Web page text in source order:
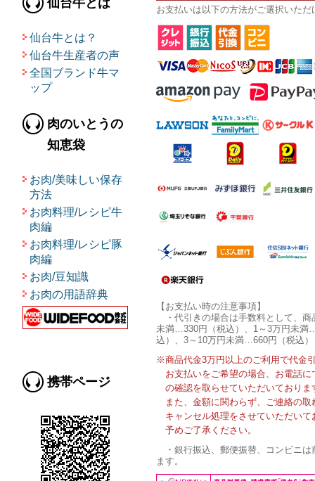
仙台牛とは？
仙台牛生産者の声
全国ブランド牛マ
ップ
肉のいとうの
知恵袋
お肉/美味しい保存
方法
お肉料理/レシピ牛
肉編
お肉料理/レシピ豚
肉編
お肉/豆知識
お肉の用語辞典
携帯ページ
お支払いは以下の方法がご選択いただ
【お支払い時の注意事項】
・代引きの場合は手数料として、
未満…330円（税込）、1～3万円未満
込）、3～10万円未満…660円（税込）
※商品代金3万円以上のご利用で代金
お支払いをご希望の場合、お電話に
の確認を取らせていただいておりま
また、金額に関わらず、ご連絡の取
キャンセル処理をさせていただいて
予めご了承ください。
・銀行振込、郵便振替、コンビニ
ます。